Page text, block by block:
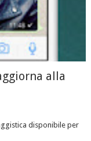
alla
disponibile per